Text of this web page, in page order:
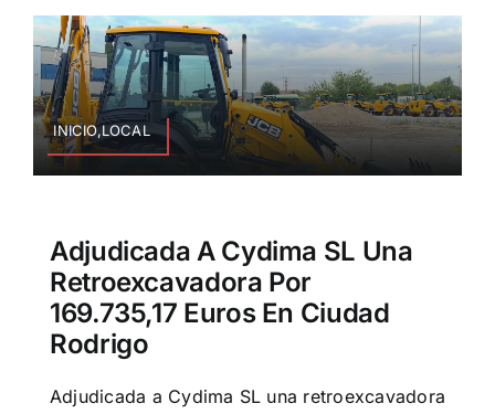
INICIO,LOCAL
Adjudicada A Cydima SL Una
Retroexcavadora Por
169.735,17 Euros En Ciudad
Rodrigo
Adjudicada a Cydima SL una retroexcavadora